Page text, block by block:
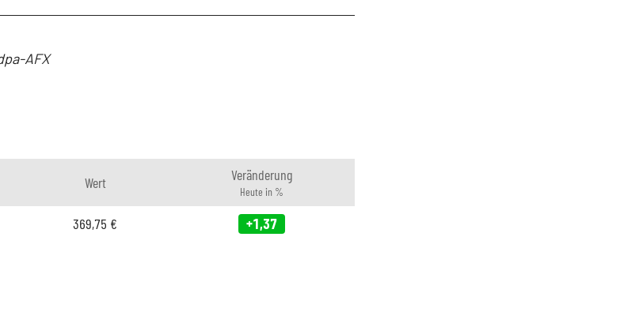
AFX
Wert Veränderung
Heute in %
369,75 € +1,37